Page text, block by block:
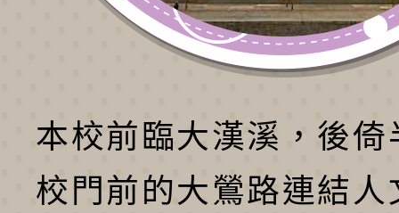
本校前臨大漢溪，後倚
校門前的大鶯路連結人